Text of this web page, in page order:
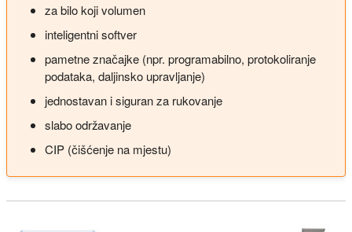
za bilo koji volumen
inteligentni softver
pametne značajke (npr. programabilno, protokoliranje
podataka, daljinsko upravljanje)
jednostavan i siguran za rukovanje
slabo održavanje
CIP (čišćenje na mjestu)